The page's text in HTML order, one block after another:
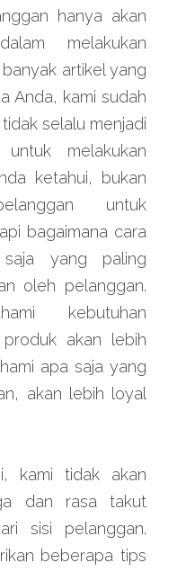
hanya akan
melakukan
artikel yang
Anda, kami sudah
selalu menjadi
melakukan
ketahui, bukan
untuk
bagaimana cara
yang paling
oleh pelanggan.
kebutuhan
akan lebih
apa saja yang
akan lebih loyal
kami tidak akan
dan rasa takut
sisi pelanggan.
beberapa tips